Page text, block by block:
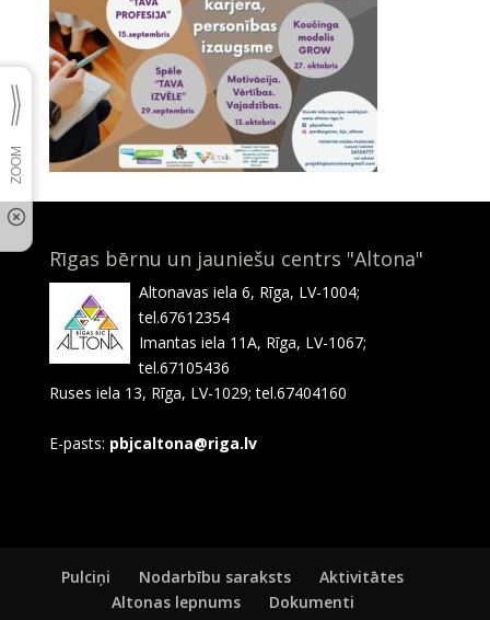
Rīgas bērnu un jauniešu centrs "Altona"
Altonavas iela 6, Rīga, LV-1004;
tel.67612354
Imantas iela 11A, Rīga, LV-1067;
tel.67105436
Ruses iela 13, Rīga, LV-1029; tel.67404160
E-pasts: pbjcaltona@riga.lv
Pulciņi Nodarbību saraksts
Aktivitātes
Altonas lepnums
Dokumenti